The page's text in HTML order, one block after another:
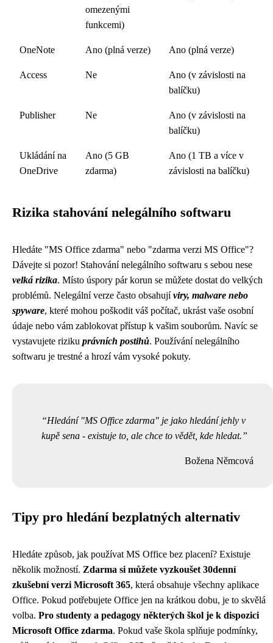
omezenými
funkcemi)
OneNote Ano (plná verze) Ano (plná verze)
Access Ne
Ano (v závislosti na
balíčku)
Publisher Ne
Ano (v závislosti na
balíčku)
Ukládání na
OneDrive
Ano (5 GB
zdarma)
Ano (1 TB a více v
závislosti na balíčku)
Rizika stahování nelegálního softwaru
Hledáte "MS Office zdarma" nebo "zdarma verzi MS Office"?
Dávejte si pozor! Stahování nelegálního softwaru s sebou nese
velká rizika. Místo úspory pár korun se můžete dostat do velkých
problémů. Nelegální verze často obsahujíviry, malware nebo
spyware, které mohou poškodit váš počítač, ukrást vaše osobní
údaje nebo vám zablokovat přístup k vašim souborům. Navíc se
vystavujete riziku právních postihů. Používání nelegálního
softwaru je trestné a hrozí vám vysoké pokuty.
Hledání "MS Office zdarma" je jako hledání jehly v
kupě sena - existuje to, ale chce to vědět, kde hledat.
Božena Němcová
Tipy pro hledání bezplatných alternativ
Hledáte způsob, jak používat MS Office bez placení? Existuje
několik možností. Zdarma si můžete vyzkoušet 30denní
zkušební verzi Microsoft 365, která obsahuje všechny aplikace
Office. Pokud potřebujete Office jen na krátkou dobu, je to skvělá
volba. Pro studenty a pedagogy některých škol je k dispozici
Microsoft Office zdarma. Pokud vaše škola splňuje podmínky,